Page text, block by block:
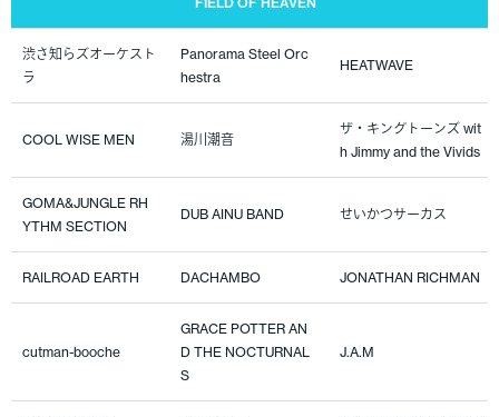
渋さ知らズオーケスト
ラ
Panorama Steel Orc
hestra
HEATWAVE
COOL WISE MEN 湯川潮音
ザ・キングトーンズ wit
h Jimmy and the Vivids
GOMA&JUNGLE RH
YTHM SECTION
DUB AINU BAND せいかつサーカス
RAILROAD EARTH DACHAMBO JONATHAN RICHMAN
cutman-booche
GRACE POTTER AN
D THE NOCTURNAL
S
J.A.M